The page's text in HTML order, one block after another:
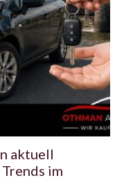
aktuell
im